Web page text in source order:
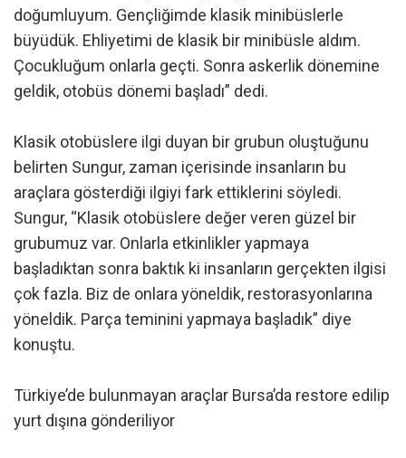
doğumluyum. Gençliğimde klasik minibüslerle
büyüdük. Ehliyetimi de klasik bir minibüsle aldım.
Çocukluğum onlarla geçti. Sonra askerlik dönemine
geldik, otobüs dönemi başladı” dedi.
Klasik otobüslere ilgi duyan bir grubun oluştuğunu
belirten Sungur, zaman içerisinde insanların bu
araçlara gösterdiği ilgiyi fark ettiklerini söyledi.
Sungur, “Klasik otobüslere değer veren güzel bir
grubumuz var. Onlarla etkinlikler yapmaya
başladıktan sonra baktık ki insanların gerçekten ilgisi
çok fazla. Biz de onlara yöneldik, restorasyonlarına
yöneldik. Parça teminini yapmaya başladık” diye
konuştu.
Türkiye’de bulunmayan araçlar Bursa’da restore edilip
yurt dışına gönderiliyor